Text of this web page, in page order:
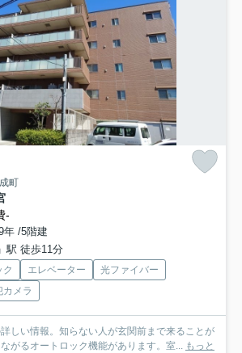
町
-
年 /5階建
駅 徒歩11分
ク エレベーター
光ファイバー
カメラ
しい情報。知らない人が玄関前まで来ることが
がるオートロック機能があります。室... もっと